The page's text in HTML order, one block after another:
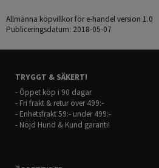
Allmänna köpvillkor för e-handel version 1.0
Publiceringsdatum: 2018-05-07
TRYGGT & SÄKERT!
- Öppet köp i 90 dagar
- Fri frakt & retur över 499:-
- Enhetsfrakt 59:- under 499:-
- Nöjd Hund & Kund garanti!